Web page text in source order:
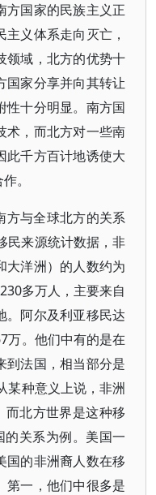
方国家的民族主义正
义体系走向灭亡，
领域，北方的优势十
国家分享并向其转让
性十分明显。南方国
术，而北方对一些南
此千方百计地诱使大
。
方与全球北方的关系
民来源统计数据，非
大洋洲）的人数约为
多万人，主要来自
。阿尔及利亚移民达
万。他们中有的是在
到法国，相当部分是
某种意义上说，非洲
而北方世界是这种移
关系为例。美国一
国的非洲裔人数在移
第一，他们中很多是